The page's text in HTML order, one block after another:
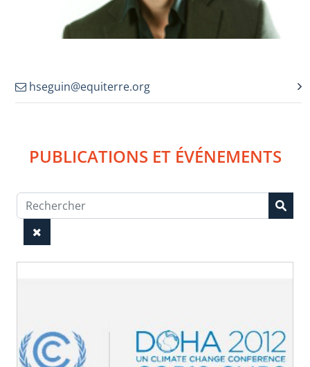
hseguin@equiterre.org
PUBLICATIONS ET ÉVÉNEMENTS